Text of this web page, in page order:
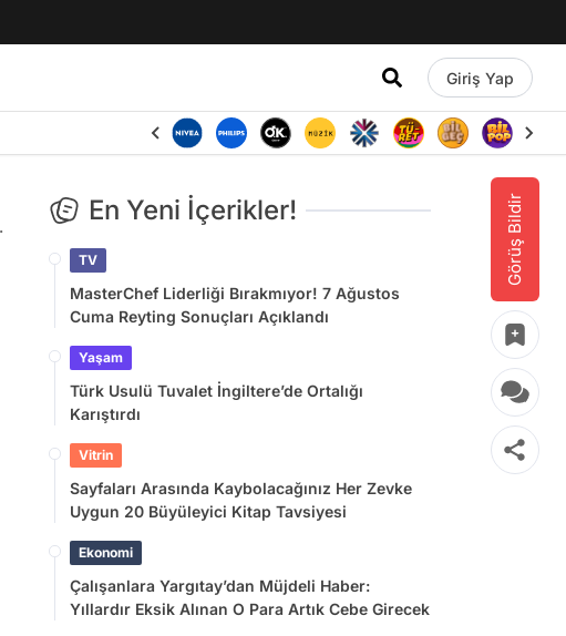
Giriş Yap
Görüş Bildir
En Yeni İçerikler!
TV
MasterChef Liderliği Bırakmıyor! 7 Ağustos
Cuma Reyting Sonuçları Açıklandı
Yaşam
Türk Usulü Tuvalet İngiltere’de Ortalığı
Karıştırdı
Vitrin
Sayfaları Arasında Kaybolacağınız Her Zevke
Uygun 20 Büyüleyici Kitap Tavsiyesi
Ekonomi
Çalışanlara Yargıtay’dan Müjdeli Haber:
Yıllardır Eksik Alınan O Para Artık Cebe Girecek